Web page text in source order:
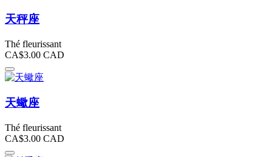
天秤座
Thé fleurissant
CA$3.00 CAD
天蠍座
Thé fleurissant
CA$3.00 CAD